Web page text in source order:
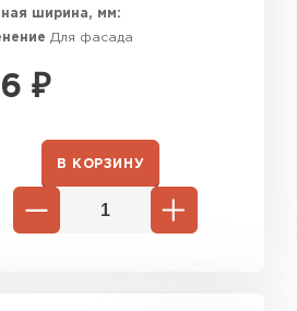
ширина, мм:
Для фасада
₽
В КОРЗИНУ